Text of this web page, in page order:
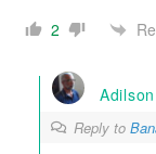
2
Reply to